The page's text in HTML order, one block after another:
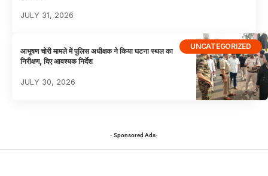
JULY 31, 2026
UNCATEGORIZED
आभूषण चोरी मामले में पुलिस अधीक्षक ने किया घटना स्थल का
निरीक्षण, दिए आवश्यक निर्देश
JULY 30, 2026
- Sponsored Ads-